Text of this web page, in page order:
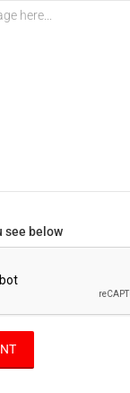
see below